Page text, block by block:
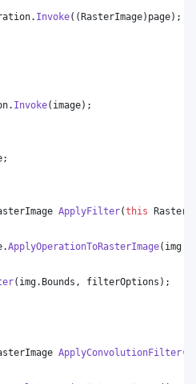
. Invoke( (RasterImage) page) ;
. Invoke( image) ;
;
ApplyFilter(this
.ApplyOperationToRasterImage( img
( img. Bounds , filterOptions ) ;
ApplyConvolutionFilter(